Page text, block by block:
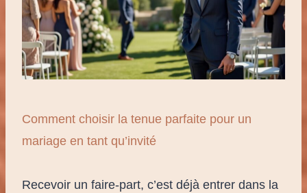
Comment choisir la tenue parfaite pour un
mariage en tant qu’invité
Recevoir un faire-part, c’est déjà entrer dans la